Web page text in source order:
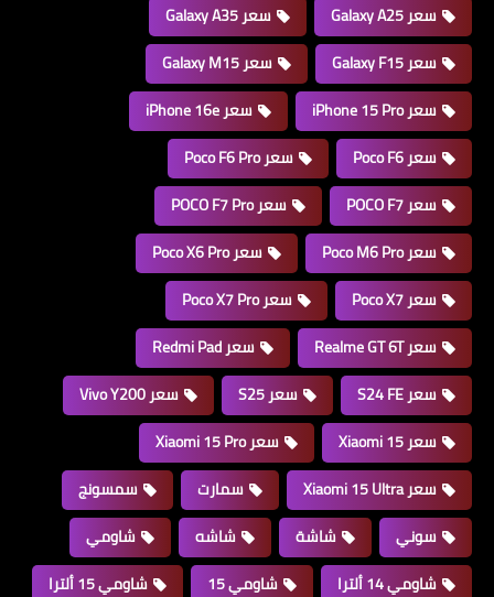
سعر Galaxy A25
سعر Galaxy A35
سعر Galaxy F15
سعر Galaxy M15
سعر iPhone 15 Pro
سعر iPhone 16e
سعر Poco F6
سعر Poco F6 Pro
سعر POCO F7
سعر POCO F7 Pro
سعر Poco M6 Pro
سعر Poco X6 Pro
سعر Poco X7
سعر Poco X7 Pro
سعر Realme GT 6T
سعر Redmi Pad
سعر S24 FE
سعر S25
سعر Vivo Y200
سعر Xiaomi 15
سعر Xiaomi 15 Pro
سعر Xiaomi 15 Ultra
سمارت
سمسونج
سوني
شاشة شاشه
شاومي
شاومي 14 ألترا
شاومي 15 شاومي 15 ألترا